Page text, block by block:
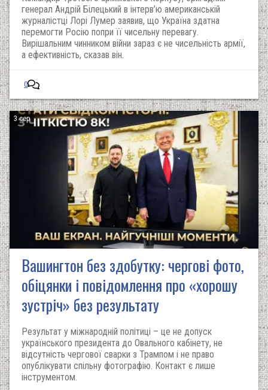
генерал Андрій Білецький в інтерв’ю американській
журналістці Лорі Лумер заявив, що Україна здатна
перемогти Росію попри її чисельну перевагу.
Вирішальним чинником війни зараз є не чисельність армії,
а ефективність, сказав він.
0
3 сер
Вашингтон без здобутку: чергові фото,
обіцянки і повідомлення про «хорошу
зустріч» без результату
Результат у міжнародній політиці – це не допуск
українського президента до Овального кабінету, не
відсутність чергової сварки з Трампом і не право
опублікувати спільну фотографію. Контакт є лише
інструментом.